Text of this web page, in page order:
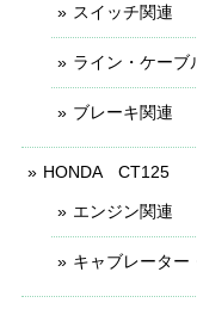
スイッチ関連
ライン・ケーブ
ブレーキ関連
HONDA CT125
エンジン関連
キャブレーター